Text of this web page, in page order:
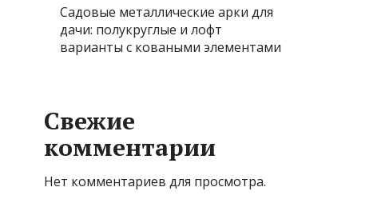
Садовые металлические арки для
дачи: полукруглые и лофт
варианты с коваными элементами
Свежие
комментарии
Нет комментариев для просмотра.